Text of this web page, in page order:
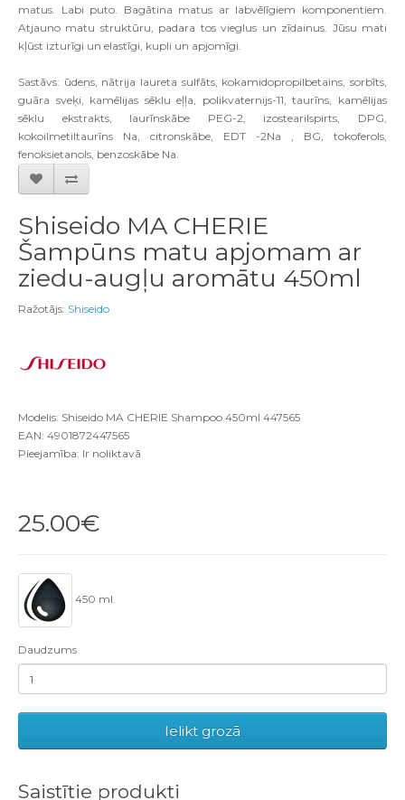
matus. Labi puto. Bagātina matus ar labvēlīgiem komponentiem.
Atjauno matu struktūru, padara tos vieglus un zīdainus. Jūsu mati
kļūst izturīgi un elastīgi, kupli un apjomīgi.
Sastāvs: ūdens, nātrija laureta sulfāts, kokamidopropilbetains, sorbīts,
guāra sveķi, kamēlijas sēklu eļļa, polikvaternijs-11, taurīns, kamēlijas
sēklu ekstrakts, laurīnskābe PEG-2, izostearilspirts, DPG,
kokoilmetiltaurīns Na, citronskābe, EDT -2Na , BG, tokoferols,
fenoksietanols, benzoskābe Na.
Shiseido MA CHERIE
Šampūns matu apjomam ar
ziedu-augļu aromātu 450ml
Ražotājs: Shiseido
Modelis: Shiseido MA CHERIE Shampoo 450ml 447565
EAN: 4901872447565
Pieejamība: Ir noliktavā
25.00€
450 ml.
Daudzums
Ielikt grozā
Saistītie produkti